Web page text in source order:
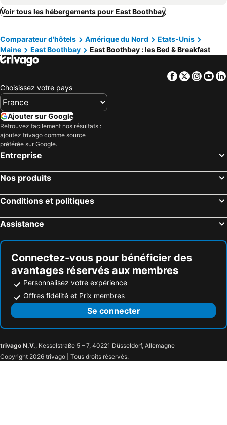
Voir tous les hébergements pour East Boothbay
Comparateur d'hôtels Amérique du Nord
Etats-Unis
Maine
East Boothbay East Boothbay : les Bed & Breakfast
Facebook
Twitter
Choisissez votre pays
Ajouter sur Google
Retrouvez facilement nos résultats :
ajoutez trivago comme source
préférée sur Google.
Entreprise
Nos produits
Conditions et politiques
Assistance
Connectez-vous pour bénéficier des
avantages réservés aux membres
Personnalisez votre expérience
Offres fidélité et Prix membres
Se connecter
trivago N.V., Kesselstraße 5 – 7, 40221 Düsseldorf, Allemagne
Copyright 2026 trivago | Tous droits réservés.